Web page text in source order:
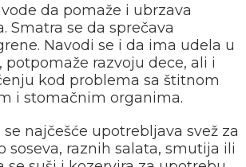
da pomaže i ubrzava
Smatra se da sprečava
Navodi se i da ima udela u
potpomaže razvoju dece, ali i
kod problema sa štitnom
i stomačnim organima.
najčešće upotrebljava svež za
soseva, raznih salata, smutija ili